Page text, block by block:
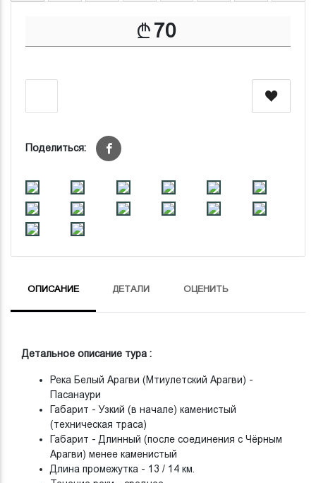
70
Поделиться:
ОПИСАНИЕ ДЕТАЛИ ОЦЕНИТЬ
Детальное описание тура :
Река Белый Арагви (Мтиулетский Арагви) -
Пасанаури
Габарит - Узкий (в начале) каменистый
(техническая траса)
Габарит - Длинный (после соединения с Чёрным
Арагви) менее каменистый
Длина промежутка - 13 / 14 км.